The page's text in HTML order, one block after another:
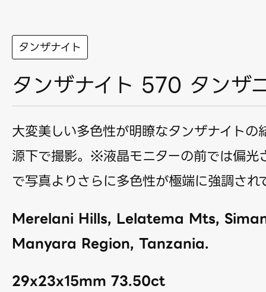
タンザナイト
タンザナイト 570 タンザ
大変美しい多色性が明瞭なタンザナイトの
源下で撮影。※液晶モニターの前では偏光
で写真よりさらに多色性が極端に強調され
Merelani Hills, Lelatema Mts,
Manyara Region, Tanzania.
29x23x15mm 73.50ct